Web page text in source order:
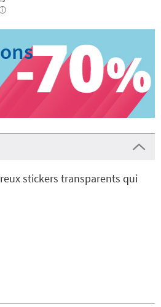
i
stickers transparents qui